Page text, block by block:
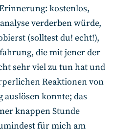
kostenlos,
verderben würde,
(solltest du! echt!),
die mit jener der
sehr viel zu tun hat und
Reaktionen von
konnte; das
knappen Stunde
für mich am